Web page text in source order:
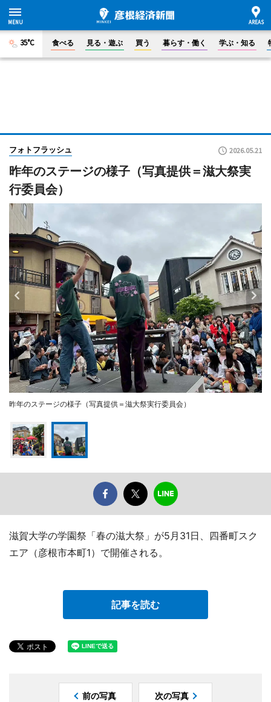
35°C 食べる 見る・遊ぶ 買う 暮らす・働く 学ぶ・知る
フォトフラッシュ 2026.05.21
昨年のステージの様子（写真提供＝滋大祭実
行委員会）
昨年のステージの様子（写真提供＝滋大祭実行委員会）
滋賀大学の学園祭「春の滋大祭」が5月31日、四番町スク
エア（彦根市本町1）で開催される。
記事を読む
前の写真 次の写真